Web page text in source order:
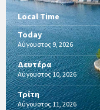
Local Time
Today
Αύγουστος 9, 2026
Δευτέρα
Αύγουστος 10, 2026
Τρίτη
Αύγουστος 11, 2026